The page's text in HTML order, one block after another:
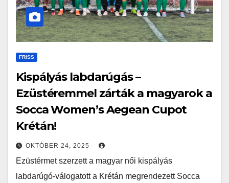
FRISS
Kispályás labdarúgás –
Ezüstéremmel zárták a magyarok a
Socca Women’s Aegean Cupot
Krétán!
OKTÓBER 24, 2025
Ezüstérmet szerzett a magyar női kispályás
labdarúgó-válogatott a Krétán megrendezett Socca